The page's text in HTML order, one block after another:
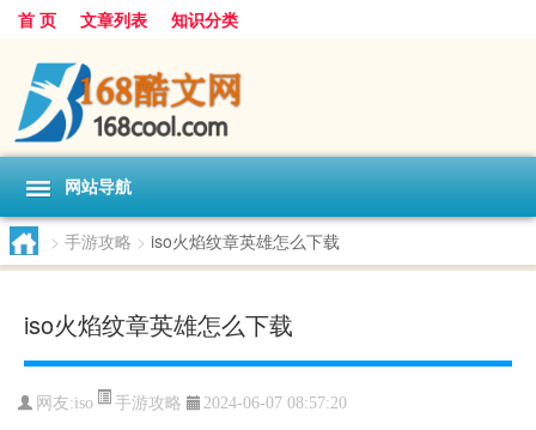
首 页 文章列表 知识分类
网站导航
> 手游攻略 > iso火焰纹章英雄怎么下载
iso火焰纹章英雄怎么下载
网友:iso 手游攻略 2024-06-07 08:57:20